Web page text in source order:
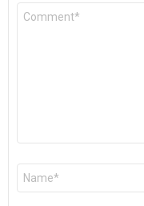
Commentaire
Nom